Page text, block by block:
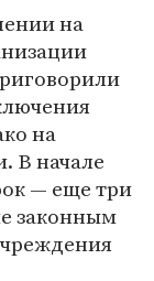
на
на
В начале
— еще три
законным